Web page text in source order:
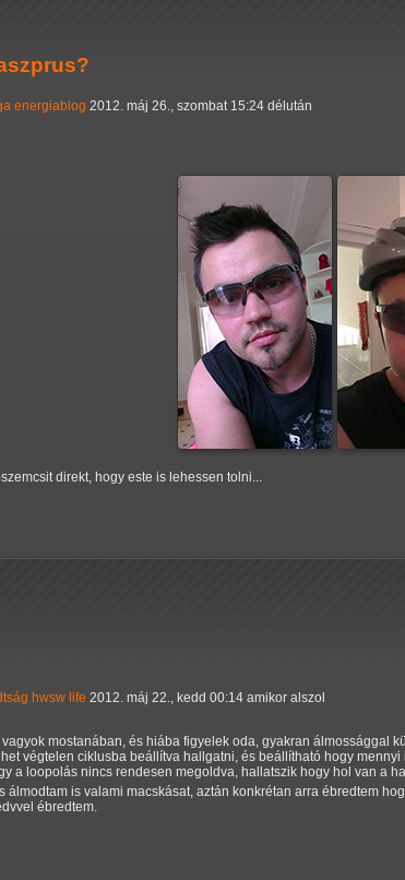
energiablog 2012. máj 26., szombat 15:24 délután
direkt, hogy este is lehessen tolni...
hwsw life 2012. máj 22., kedd 00:14 amikor alszol
mostanában, és hiába figyelek oda, gyakran álmossággal
végtelen ciklusba beállítva hallgatni, és beállítható hogy
a loopolás nincs rendesen megoldva, hallatszik hogy hol van a
álmodtam is valami macskásat, aztán konkrétan arra ébredtem
ébredtem.